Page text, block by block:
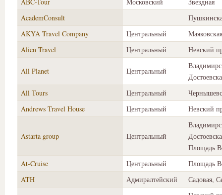
AcademConsult
AKYA Travel Company
Центральный
Маяковская
Alien Travel
Центральный Невский
All Planet Центральный
All Tours
Центральный
Andrews Travel House
Центральный Невский
Astarta group Центральный
Площадь
At-Cruise
Центральный
Площадь
ATH
Адмиралтейский Садовая,